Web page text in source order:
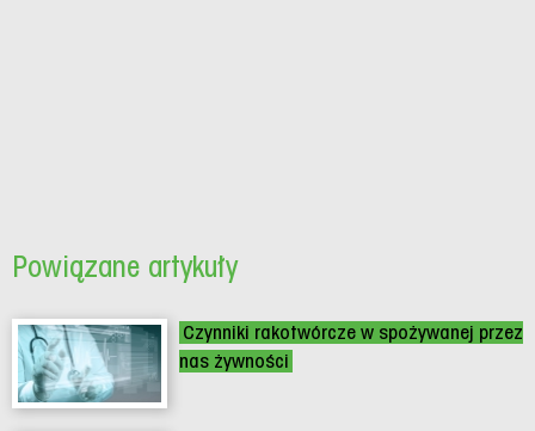
Powiązane artykuły
Czynniki rakotwórcze w spożywanej przez
nas żywności